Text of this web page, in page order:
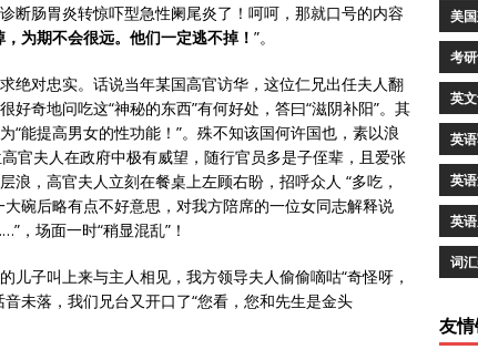
断肠胃炎转惊吓型急性阑尾炎了！呵呵，那就口号的内容
为期不会很远。他们一定逃不掉！ ”。
绝对忠实。话说当年某国高官访华，这位仁兄出任夫人翻
奇地问吃这“神秘的东西”有何好处，答曰“滋阴补阳”。其
“能提高男女的性功能！”。殊不知该国何许国也，素以浪
官夫人在政府中极有威望，随行官员多是子侄辈，且爱张
，高官夫人立刻在餐桌上左顾右盼，招呼众人 “多吃，
碗后略有点不好意思，对我方陪席的一位女同志解释说
，场面一时“稍显混乱”！
子叫上来与主人相见，我方领导夫人偷偷嘀咕“奇怪呀，
未落，我们兄台又开口了“您看，您和先生是金头
美
考
英
英
英
英
词
友